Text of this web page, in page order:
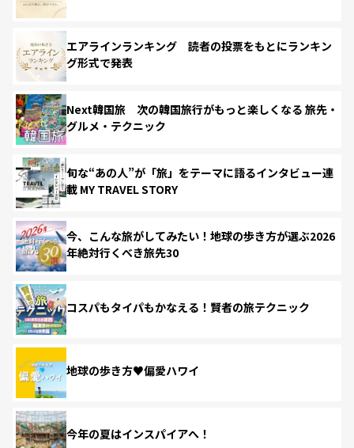
エアラインランキング 読者の投票をもとにランキン
グ形式で発表
Next韓国旅 次の韓国旅行がもっと楽しくなる 旅先・
グルメ・テクニック
旬な“あの人”が「旅」をテーマに語るインタビュー連
載 MY TRAVEL STORY
今、こんな旅がしてみたい！地球の歩き方が選ぶ2026
年絶対行くべき旅先30
コスパもタイパもかなえる！賢者の旅テクニック
地球の歩き方♥偏愛ハワイ
今年の夏はインスパイアへ！